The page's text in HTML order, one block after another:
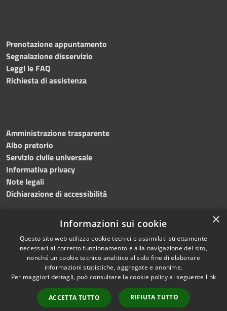
Prenotazione appuntamento
Segnalazione disservizio
Leggi le FAQ
Richiesta di assistenza
Amministrazione trasparente
Albo pretorio
Servizio civile universale
Informativa privacy
Note legali
Dichiarazione di accessibilità
RSS
Accessibilità
Cookie
Mappa del sito
Difensore civico
Copyright © 2023 •
Comune di Noicàttaro
Powered byMunicipium
Redazione•Portale
dipendente
×
Informazioni sui cookie
Questo sito web utilizza cookie tecnici e assimilati strettamente
necessari al corretto funzionamento e alla navigazione del sito,
nonché un cookie tecnico analitico al solo fine di elaborare
informazioni statistiche, aggregate e anonime.
Per maggiori dettagli, può consultare la cookie policy al seguente link
ACCETTA TUTTO RIFIUTA TUTTO